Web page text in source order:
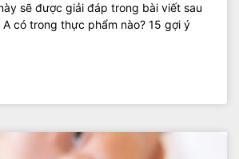
sẽ được giải đáp trong bài viết sau
A có trong thực phẩm nào? 15 gợi ý